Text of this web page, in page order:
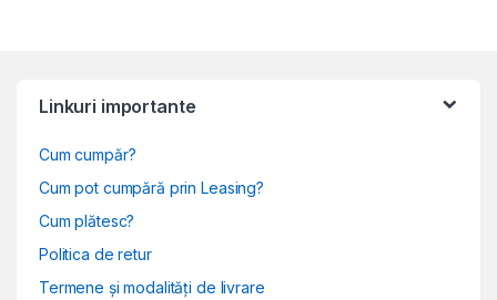
Linkuri importante
Cum cumpăr?
Cum pot cumpără prin Leasing?
Cum plătesc?
Politica de retur
Termene și modalități de livrare